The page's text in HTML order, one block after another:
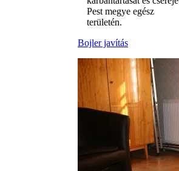
Pest megye egész
területén.
Bojler javítás